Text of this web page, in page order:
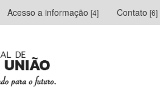
Acesso a informação [4] Contato [6]